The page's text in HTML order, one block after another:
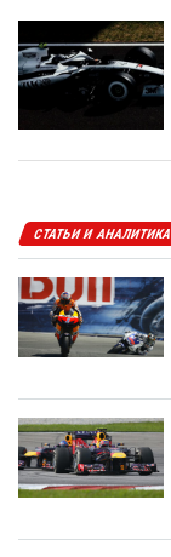
СТАТЬИ И АНАЛИТИКА